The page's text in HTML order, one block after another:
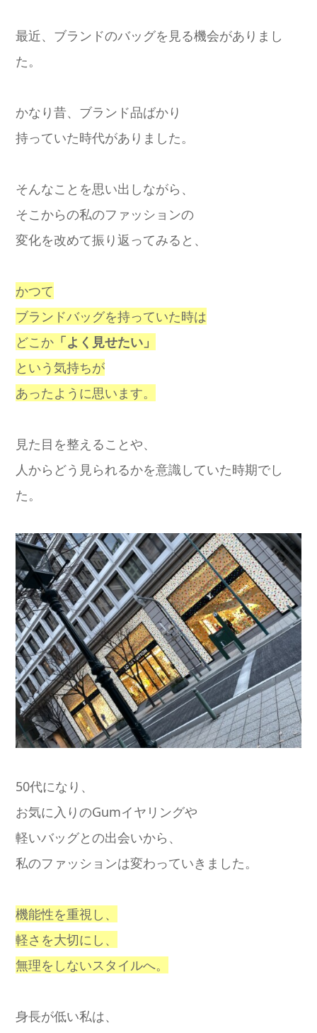
最近、ブランドのバッグを見る機会がありまし
た。
かなり昔、ブランド品ばかり
持っていた時代がありました。
そんなことを思い出しながら、
そこからの私のファッションの
変化を改めて振り返ってみると、
かつて
ブランドバッグを持っていた時は
どこか 「よく見せたい」
という気持ちが
あったように思います。
見た目を整えることや、
人からどう見られるかを意識していた時期でし
た。
50代になり、
お気に入りのGumイヤリングや
軽いバッグとの出会いから、
私のファッションは変わっていきました。
機能性を重視し、
軽さを大切にし、
無理をしないスタイルへ。
身長が低い私は、